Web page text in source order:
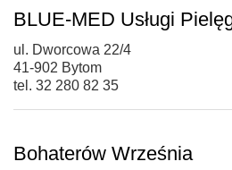
BLUE-MED Usługi
ul. Dworcowa 22/4
41-902 Bytom
tel. 32 280 82 35
Bohaterów Września